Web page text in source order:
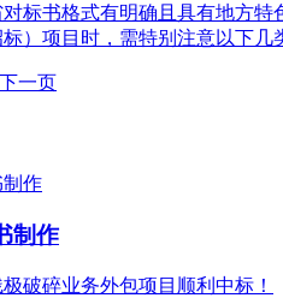
标书格式有明确且具有地方
）项目时，需特别注意以下几
下一页
制作